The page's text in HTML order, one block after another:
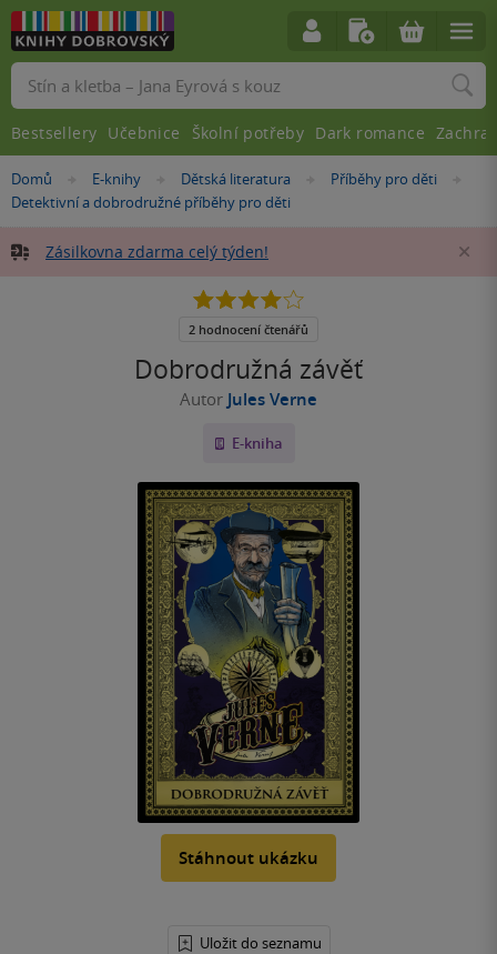
Nacházíte
se
Domů »E-knihy »Dětská literatura »Příběhy pro děti
Detektivní a dobrodružné příběhy pro děti
Zásilkovna zdarma celý týden!
Dobrodružná závěť
Autor Jules Verne
E-kniha
Stáhnout ukázku
Uložit do seznamu
4.0
5
2 hodnocení čtenářů
Vyhledávání
Bestsellery Učebnice Školní potřeby Dark romance